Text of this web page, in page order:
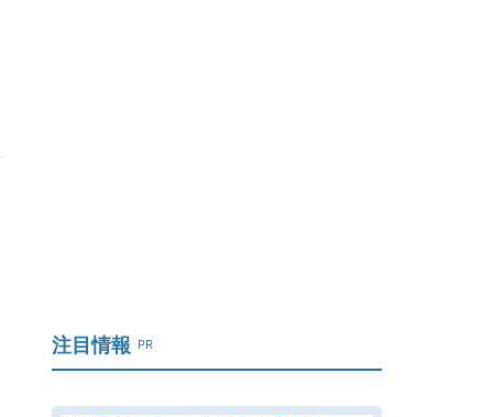
注目情報 PR